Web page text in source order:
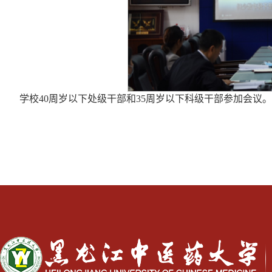
学校40周岁以下处级干部和35周岁以下科级干部参加会议